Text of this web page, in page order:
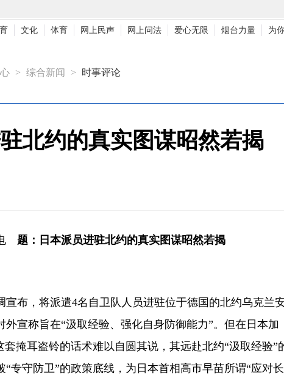
文化 体育 网上民声 网上问法 爱心无限 烟台力量 为
> 综合新闻 > 时事评论
北约的真实图谋昭然若揭
题：日本派员进驻北约的真实图谋昭然若揭
布，将派遣4名自卫队人员进驻位于德国的北约乌克兰
外宣称旨在“汲取经验、强化自身防御能力”。但在日本加
套掩耳盗铃的话术难以自圆其说，其远赴北约“汲取经验”
“专守防卫”的政策底线，为日本首相高市早苗所谓“应对